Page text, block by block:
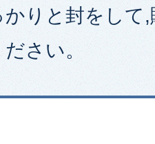
りと封をして
さい。